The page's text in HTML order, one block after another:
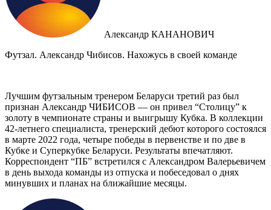
Александр КАНАНОВИЧ
Футзал. Александр Чибисов. Нахожусь в своей команде
Лучшим футзальным тренером Беларуси третий раз был
признан Александр ЧИБИСОВ — он привел “Столицу” к
золоту в чемпионате страны и выигрышу Кубка. В коллекции
42-летнего специалиста, тренерский дебют которого состоялся
в марте 2022 года, четыре победы в первенстве и по две в
Кубке и Суперкубке Беларуси. Результаты впечатляют.
Корреспондент “ПБ” встретился с Александром Валерьевичем
в день выхода команды из отпуска и побеседовал о днях
минувших и планах на ближайшие месяцы.